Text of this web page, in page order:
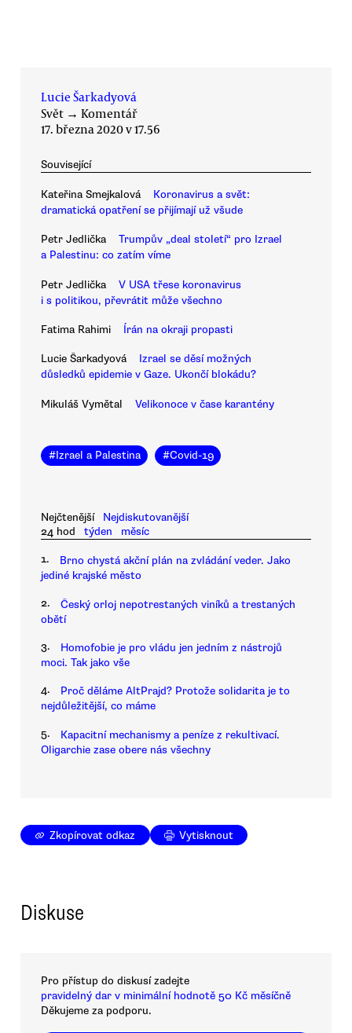
Lucie Šarkadyová
Svět → Komentář
17. března 2020 v 17.56
Související
Kateřina Smejkalová
Koronavirus a svět:
dramatická opatření se přijímají už všude
Petr Jedlička
Trumpův „deal století“ pro Izrael
a Palestinu: co zatím víme
Petr Jedlička
V USA třese koronavirus
i s politikou, převrátit může všechno
Fatima Rahimi Írán na okraji propasti
Lucie Šarkadyová
Izrael se děsí možných
důsledků epidemie v Gaze. Ukončí blokádu?
Mikuláš Vymětal Velikonoce v čase karantény
#Izrael a Palestina #Covid-19
Nejčtenější
Nejdiskutovanější
24 hod
týden měsíc
1.
Brno chystá akční plán na zvládání veder. Jako
jediné krajské město
2.
Český orloj nepotrestaných viníků a trestaných
obětí
3.
Homofobie je pro vládu jen jedním z nástrojů
moci. Tak jako vše
4.
Proč děláme AltPrajd? Protože solidarita je to
nejdůležitější, co máme
5.
Kapacitní mechanismy a peníze z rekultivací.
Oligarchie zase obere nás všechny
Zkopírovat odkaz Vytisknout
Diskuse
Pro přístup do diskusí zadejte
pravidelný dar v minimální hodnotě 50 Kč měsíčně
Děkujeme za podporu.